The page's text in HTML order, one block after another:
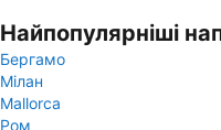
Найпопулярніші
Бергамо
Мілан
Mallorca
Ром